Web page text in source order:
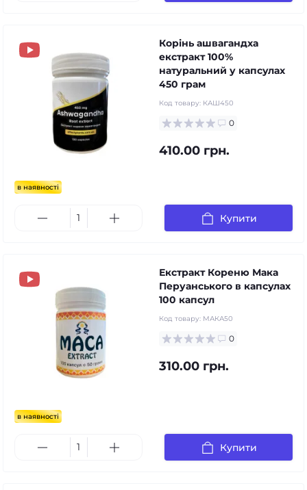
в наявності
Корінь ашвагандха
екстракт 100%
натуральний у капсулах
450 грам
Код товару: КАШ450
0
410.00 грн.
Купити
в наявності
Екстракт Кореню Мака
Перуанського в капсулах
100 капсул
Код товару: МАКА50
0
310.00 грн.
Купити